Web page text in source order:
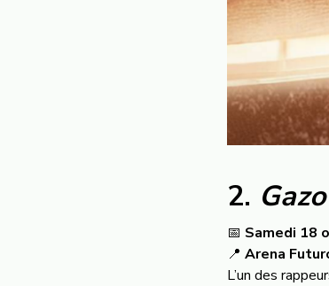
2.
📅 Samedi 18
📍 Arena
L’un des